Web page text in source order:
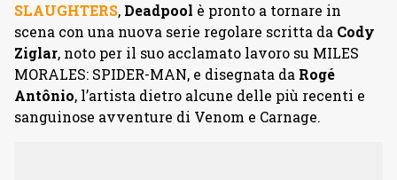
SLAUGHTERS, Deadpool è pronto a tornare in
scena con una nuova serie regolare scritta da Cody
Ziglar, noto per il suo acclamato lavoro su MILES
MORALES: SPIDER-MAN, e disegnata da Rogé
Antônio, l’artista dietro alcune delle più recenti e
sanguinose avventure di Venom e Carnage.